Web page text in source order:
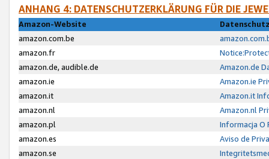
ANHANG 4: DATENSCHUTZERKLÄRUNG FÜR DIE
Amazon-Website
amazon.com.be
amazon.fr
amazon.de, audible.de
Amazon.de
amazon.ie
Amazon.ie
amazon.it
Amazon.it
amazon.nl
Amazon.nl
amazon.pl
Informacja O
amazon.es
Aviso de
amazon.se